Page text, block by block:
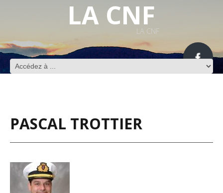
LA CNF
LA CNF
PASCAL TROTTIER